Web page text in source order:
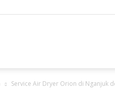
Service Air Dryer Orion di Nganjuk